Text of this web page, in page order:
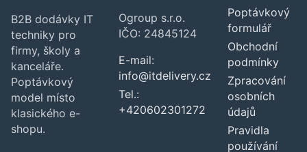
B2B dodávky IT
techniky pro
firmy, školy a
kanceláře.
Poptávkový
model místo
klasického e-
shopu.
Ogroup s.r.o.
IČO: 24845124
E-mail:
info@itdelivery.cz
Tel.:
+420602301272
Poptávkový
formulář
Obchodní
podmínky
Zpracování
osobních
údajů
Pravidla
používání